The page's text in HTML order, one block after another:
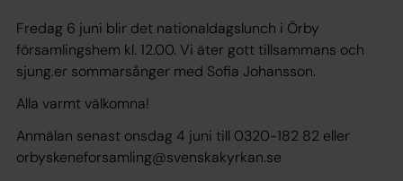
Fredag 6 juni blir det nationaldagslunch i Örby
församlingshem kl. 12.00. Vi äter gott tillsammans och
sjung.er sommarsånger med Sofia Johansson.
Alla varmt välkomna!
Anmälan senast onsdag 4 juni till 0320-182 82 eller
orbyskeneforsamling@svenskakyrkan.se